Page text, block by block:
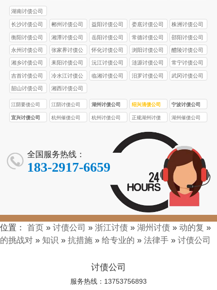
讨债公司
湖南讨债公司
长沙讨债公司 郴州讨债公司 益阳讨债公司 娄底讨债公司 株洲讨债公司
衡阳讨债公司 湘潭讨债公司 岳阳讨债公司 常德讨债公司 邵阳讨债公司
永州讨债公司
张家界讨债公
司
怀化讨债公司 浏阳讨债公司 醴陵讨债公司
湘乡讨债公司 耒阳讨债公司 沅江讨债公司 涟源讨债公司 常宁讨债公司
吉首讨债公司
冷水江讨债公
司
临湘讨债公司 汨罗讨债公司 武冈讨债公司
韶山讨债公司 湘西讨债公司
江阴要债公司 江阴讨债公司 湖州讨债公司 绍兴清债公司 宁波讨债公司
宜兴讨债公司 杭州催债公司 杭州讨债公司
正规湖州讨债
湖州催债公司
全国服务热线：
183-2917-6659
位置： 首页 » 讨债公司 » 浙江讨债 » 湖州讨债 » 动的复 »
的挑战对 » 知识 » 抗措施 » 给专业的 » 法律手 » 讨债公司
讨债公司
服务热线：13753756893